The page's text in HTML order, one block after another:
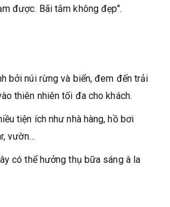
được. Bãi tắm không đẹp".
bởi núi rừng và biển, đem đến trải
thiên nhiên tối đa cho khách.
tiện ích như nhà hàng, hồ bơi
vườn…
có thể hưởng thụ bữa sáng à la